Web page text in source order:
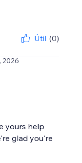
Útil (0)
2026
yours help
glad you're